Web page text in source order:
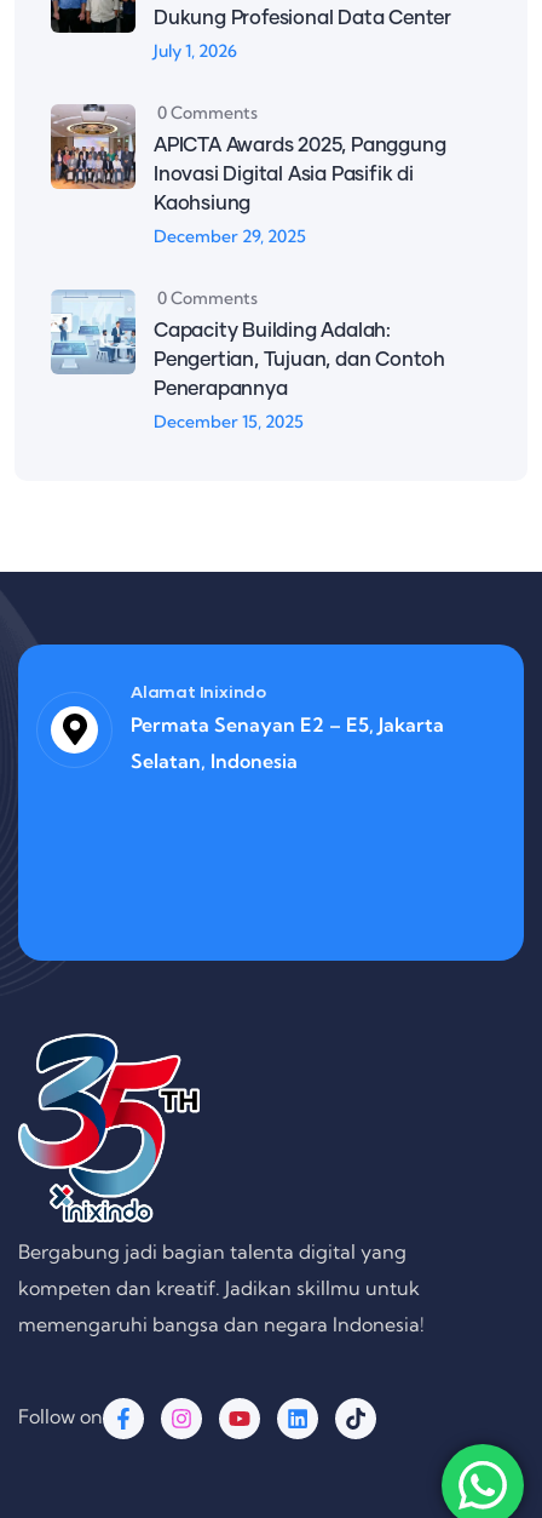
Dukung Profesional Data Center
July 1, 2026
0 Comments
APICTA Awards 2025, Panggung
Inovasi Digital Asia Pasifik di
Kaohsiung
December 29, 2025
0 Comments
Capacity Building Adalah:
Pengertian, Tujuan, dan Contoh
Penerapannya
December 15, 2025
Alamat Inixindo
Permata Senayan E2 – E5, Jakarta
Selatan, Indonesia
Bergabung jadi bagian talenta digital yang
kompeten dan kreatif. Jadikan skillmu untuk
memengaruhi bangsa dan negara Indonesia!
Follow on